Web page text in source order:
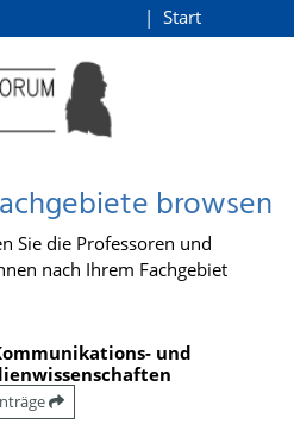
Start
browsen
Sie die Professoren und
nach Ihrem Fachgebiet
und